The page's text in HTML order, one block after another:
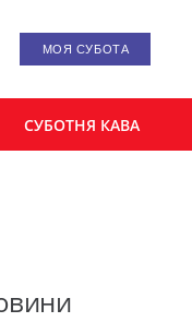
МОЯ СУБОТА
СУБОТНЯ КАВА